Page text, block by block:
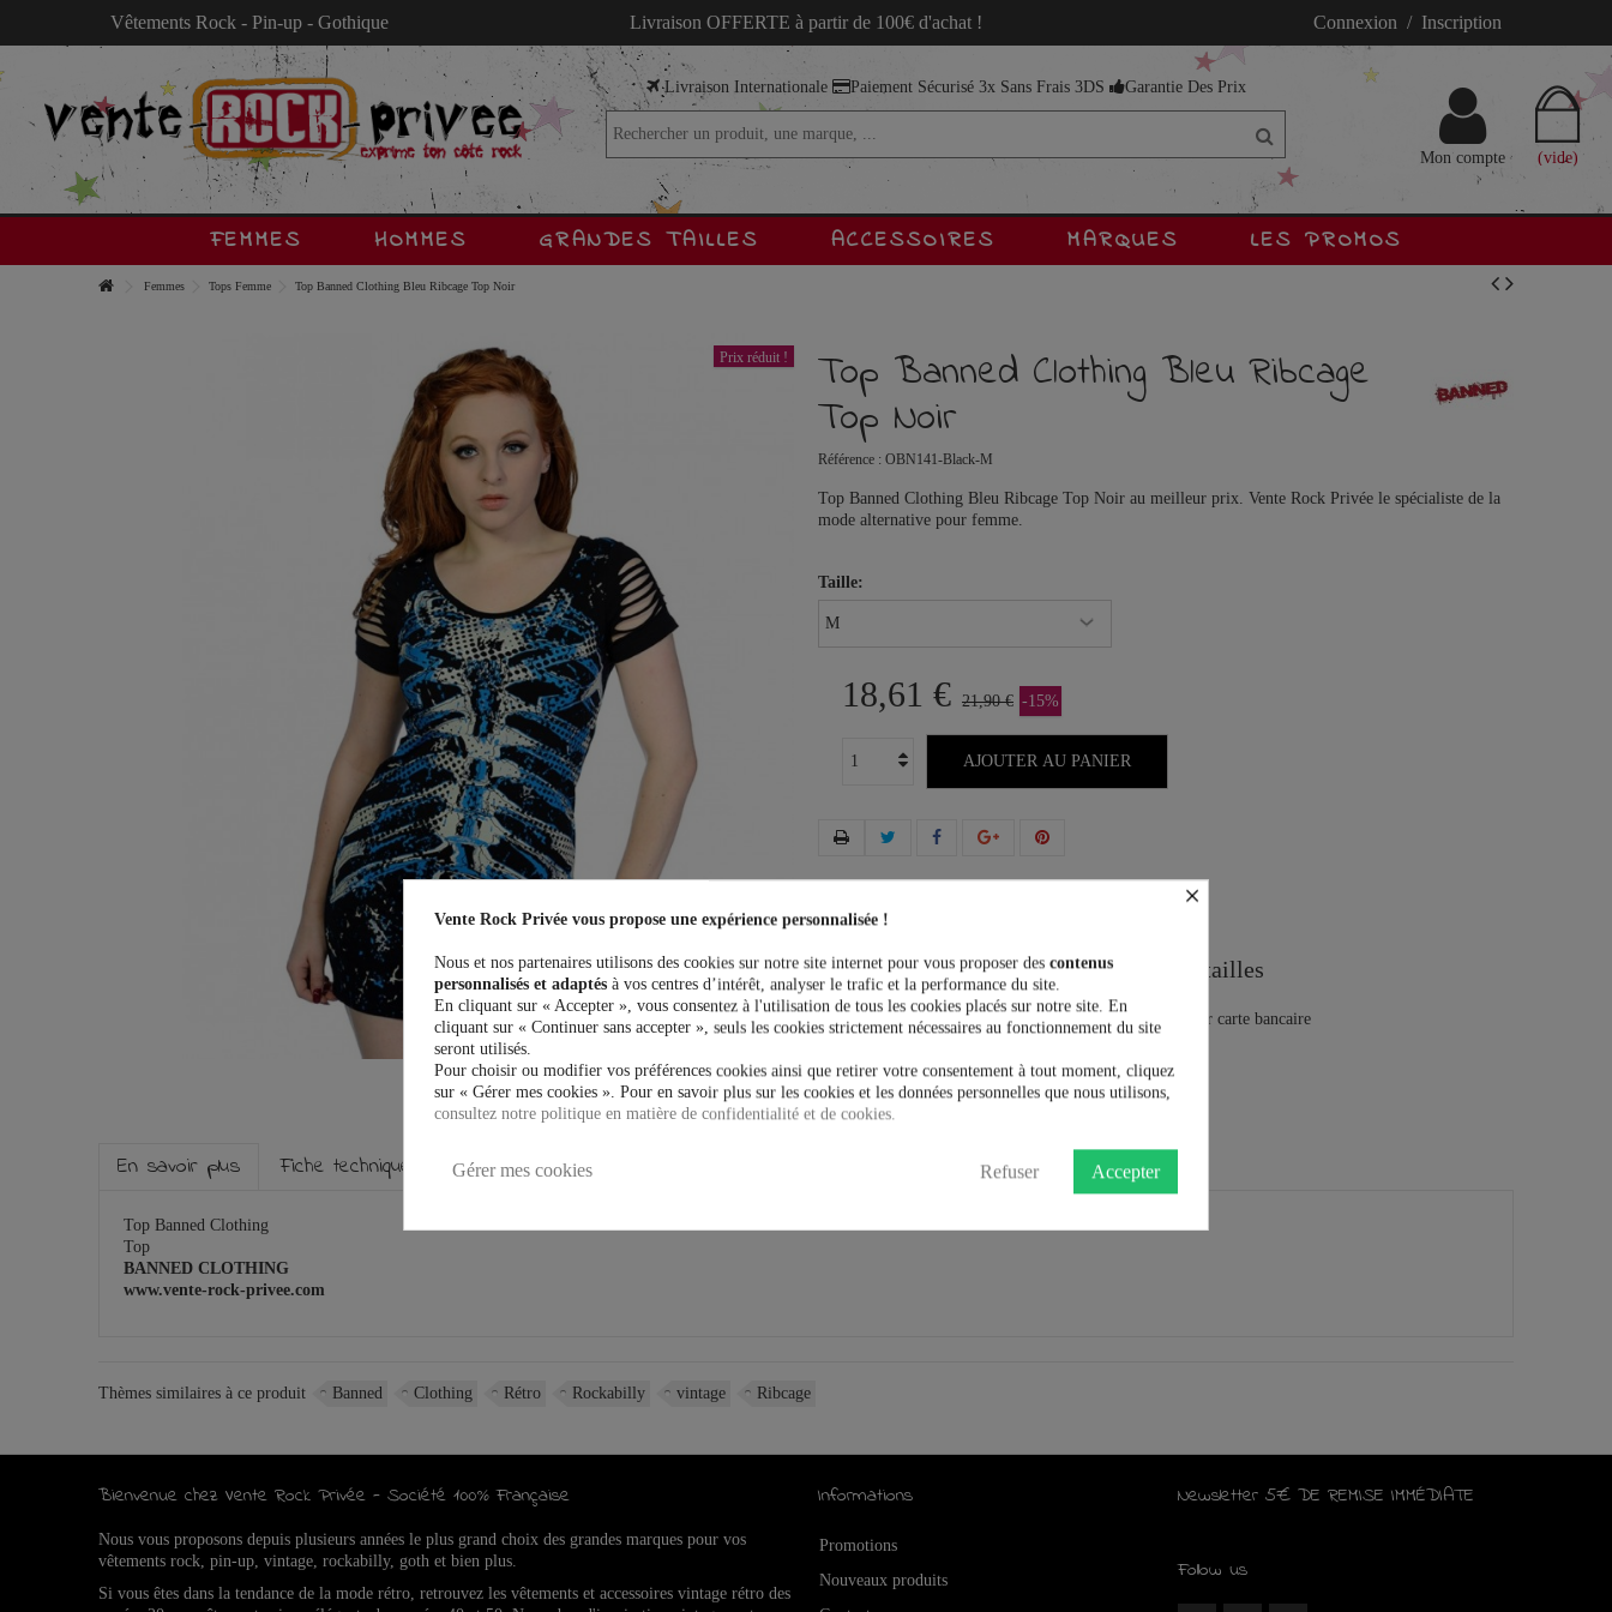
Vêtements Rock - Pin-up - Gothique Livraison OFFERTE à partir de 100€ d'achat ! Connexion / Inscription
Livraison Internationale Paiement Sécurisé 3x Sans Frais 3DS Garantie Des Prix
(vide)
Mon compte
FEMMES HOMMES GRANDES TAILLES ACCESSOIRES MARQUES LES PROMOS
Femmes Tops Femme Top Banned Clothing Bleu Ribcage Top Noir
Prix réduit !
Top Banned Clothing Bleu Ribcage
Top Noir
Référence : OBN141-Black-M
Top Banned Clothing Bleu Ribcage Top Noir au meilleur prix. Vente Rock Privée le spécialiste de la
mode alternative pour femme.
Taille:
18,61 € 21,90 € -15%
AJOUTER AU PANIER
Guide des tailles
En savoir plus Fiche technique Marque
Top Banned Clothing
Top
BANNED CLOTHING
www.vente-rock-privee.com
Thèmes similaires à ce produit Banned Clothing Rétro Rockabilly vintage Ribcage
Bienvenue chez Vente Rock Privée - Société 100% Française
Nous vous proposons depuis plusieurs années le plus grand choix des grandes marques pour vos
vêtements rock, pin-up, vintage, rockabilly, goth et bien plus.
Si vous êtes dans la tendance de la mode rétro, retrouvez les vêtements et accessoires vintage rétro des
Informations
Promotions
Nouveaux produits
Newsletter 5€ DE REMISE IMMÉDIATE
Follow us
×
Vente Rock Privée vous propose une expérience personnalisée !
Nous et nos partenaires utilisons des cookies sur notre site internet pour vous proposer des contenus
personnalisés et adaptés à vos centres d’intérêt, analyser le trafic et la performance du site.
En cliquant sur « Accepter », vous consentez à l'utilisation de tous les cookies placés sur notre site. En
cliquant sur « Continuer sans accepter », seuls les cookies strictement nécessaires au fonctionnement du site
seront utilisés.
Pour choisir ou modifier vos préférences cookies ainsi que retirer votre consentement à tout moment, cliquez
sur « Gérer mes cookies ». Pour en savoir plus sur les cookies et les données personnelles que nous utilisons,
consultez notre politique en matière de confidentialité et de cookies.
Accepter
Refuser
Gérer mes cookies